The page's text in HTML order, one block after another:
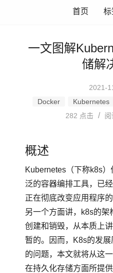
首页 标
一文图解
储解
2021-
Docker Kubernetes
282 点击 /
概述
Kubernetes（下称k8s
泛的容器编排工具，已
正在彻底改变应用程序
另一个方面讲，k8s的架
创建和销毁，从本质上
暂的。因而，K8s的发
的问题，本文就将从这
在持久化存储方面所提